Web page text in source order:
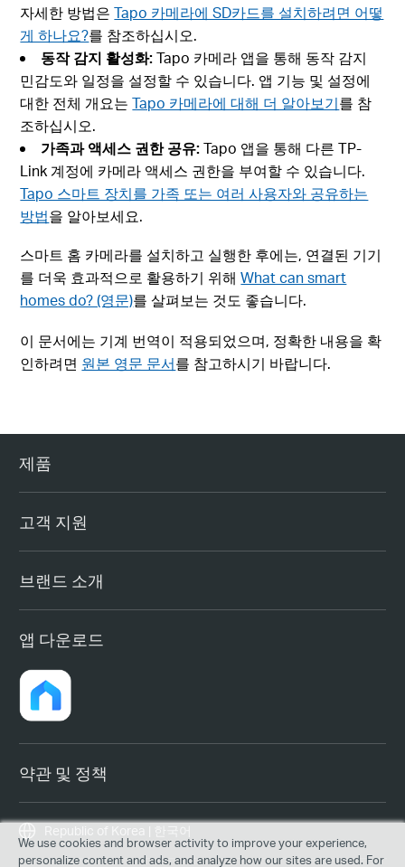
자세한 방법은Tapo 카메라에 SD카드를 설치하려면 어떻
게 하나요?를 참조하십시오.
동작 감지 활성화:Tapo 카메라 앱을 통해 동작 감지
민감도와 일정을 설정할 수 있습니다. 앱 기능 및 설정에
대한 전체 개요는Tapo 카메라에 대해 더 알아보기를 참
조하십시오.
가족과 액세스 권한 공유:Tapo 앱을 통해 다른 TP-
Link 계정에 카메라 액세스 권한을 부여할 수 있습니다.
Tapo 스마트 장치를 가족 또는 여러 사용자와 공유하는
방법을 알아보세요.
스마트 홈 카메라를 설치하고 실행한 후에는, 연결된 기기
를 더욱 효과적으로 활용하기 위해What can smart
homes do? (영문)를 살펴보는 것도 좋습니다.
이 문서에는 기계 번역이 적용되었으며, 정확한 내용을 확
인하려면 원본 영문 문서를 참고하시기 바랍니다.
제품
고객 지원
브랜드 소개
앱 다운로드
약관 및 정책
Republic of Korea | 한국어
We use cookies and browser activity to improve your experience,
personalize content and ads, and analyze how our sites are used. For